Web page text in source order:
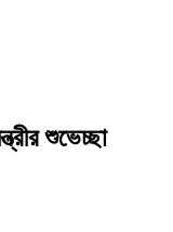
শুভেচ্ছা